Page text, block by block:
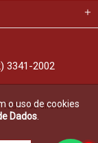
3341-2002
Todos os direitos
o uso de cookies
Dados